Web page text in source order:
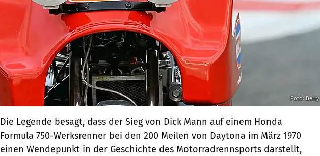
Foto: Berry
Die Legende besagt, dass der Sieg von Dick Mann auf einem Honda
Formula 750-Werksrenner bei den 200 Meilen von Daytona im März 1970
einen Wendepunkt in der Geschichte des Motorradrennsports darstellt,